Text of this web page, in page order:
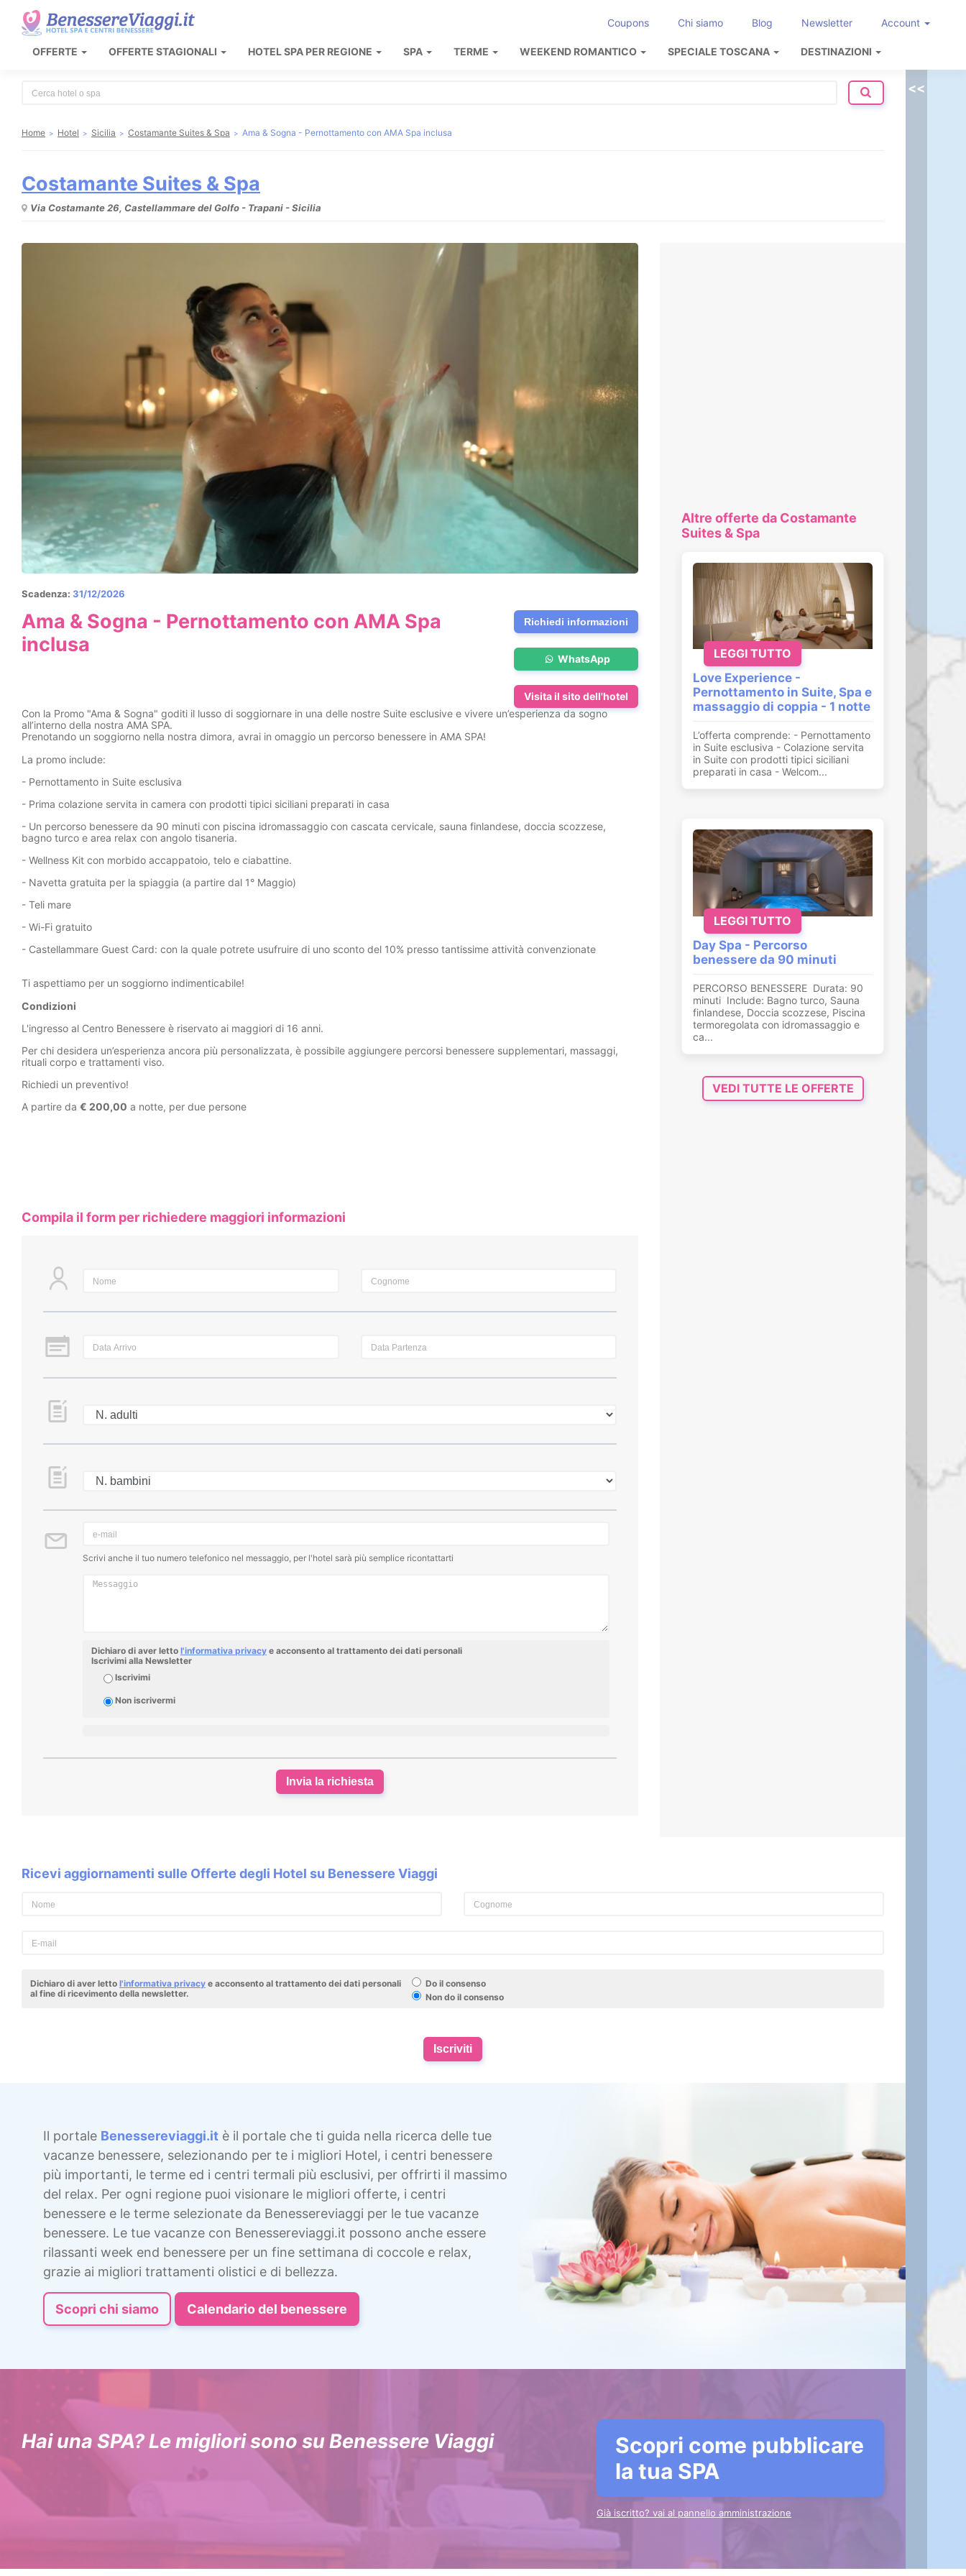
Coupons Chi siamo Blog Newsletter Account
OFFERTE OFFERTE STAGIONALI HOTEL SPA PER REGIONE SPA TERME WEEKEND ROMANTICO SPECIALE TOSCANA DESTINAZIONI
Home Hotel Sicilia Costamante Suites & Spa Ama & Sogna - Pernottamento con AMA Spa inclusa
Costamante Suites & Spa
Via Costamante 26, Castellammare del Golfo - Trapani - Sicilia
Scadenza: 31/12/2026
Ama & Sogna - Pernottamento con AMA Spa
inclusa
Richiedi informazioni
WhatsApp
Visita il sito dell'hotel
Con la Promo "Ama & Sogna" goditi il lusso di soggiornare in una delle nostre Suite esclusive e vivere un’esperienza da sogno
all’interno della nostra AMA SPA.
Prenotando un soggiorno nella nostra dimora, avrai in omaggio un percorso benessere in AMA SPA!
La promo include:
- Pernottamento in Suite esclusiva
- Prima colazione servita in camera con prodotti tipici siciliani preparati in casa
- Un percorso benessere da 90 minuti con piscina idromassaggio con cascata cervicale, sauna finlandese, doccia scozzese,
bagno turco e area relax con angolo tisaneria.
- Wellness Kit con morbido accappatoio, telo e ciabattine.
- Navetta gratuita per la spiaggia (a partire dal 1° Maggio)
- Teli mare
- Wi-Fi gratuito
- Castellammare Guest Card: con la quale potrete usufruire di uno sconto del 10% presso tantissime attività convenzionate
Ti aspettiamo per un soggiorno indimenticabile!
Condizioni
L'ingresso al Centro Benessere è riservato ai maggiori di 16 anni.
Per chi desidera un’esperienza ancora più personalizzata, è possibile aggiungere percorsi benessere supplementari, massaggi,
rituali corpo e trattamenti viso.
Richiedi un preventivo!
A partire da € 200,00 a notte, per due persone
Compila il form per richiedere maggiori informazioni
Scrivi anche il tuo numero telefonico nel messaggio, per l'hotel sarà più semplice ricontattarti
Dichiaro di aver letto l'informativa privacy e acconsento al trattamento dei dati personali
Iscrivimi alla Newsletter
Iscrivimi
Non iscrivermi
Invia la richiesta
Altre offerte da Costamante
Suites & Spa
Love Experience -
Pernottamento in Suite, Spa e
massaggio di coppia - 1 notte
L’offerta comprende: - Pernottamento
in Suite esclusiva - Colazione servita
in Suite con prodotti tipici siciliani
preparati in casa - Welcom...
LEGGI TUTTO
Day Spa - Percorso
benessere da 90 minuti
PERCORSO BENESSERE Durata: 90
minuti Include: Bagno turco, Sauna
finlandese, Doccia scozzese, Piscina
termoregolata con idromassaggio e
ca...
LEGGI TUTTO
VEDI TUTTE LE OFFERTE
Ricevi aggiornamenti sulle Offerte degli Hotel su Benessere Viaggi
Dichiaro di aver letto l'informativa privacy e acconsento al trattamento dei dati personali
al fine di ricevimento della newsletter.
Do il consenso
Non do il consenso
Iscriviti
Il portale Benessereviaggi.it è il portale che ti guida nella ricerca delle tue
vacanze benessere, selezionando per te i migliori Hotel, i centri benessere
più importanti, le terme ed i centri termali più esclusivi, per offrirti il massimo
del relax. Per ogni regione puoi visionare le migliori offerte, i centri
benessere e le terme selezionate da Benessereviaggi per le tue vacanze
benessere. Le tue vacanze con Benessereviaggi.it possono anche essere
rilassanti week end benessere per un fine settimana di coccole e relax,
grazie ai migliori trattamenti olistici e di bellezza.
Scopri chi siamo Calendario del benessere
Hai una SPA? Le migliori sono su Benessere Viaggi
Scopri come pubblicare
la tua SPA
Già iscritto? vai al pannello amministrazione
<<